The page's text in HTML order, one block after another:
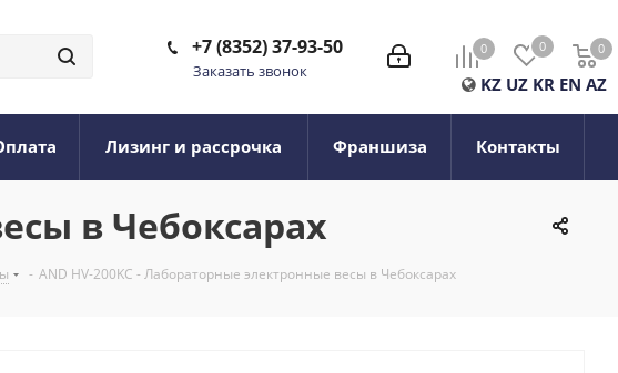
0 0 0
0
KZ UZ KR EN AZ
+7 (8352) 37-93-50
Заказать звонок
Лизинг и рассрочка Франшиза Контакты
в Чебоксарах
- AND HV-200KC - Лабораторные электронные весы в Чебоксарах